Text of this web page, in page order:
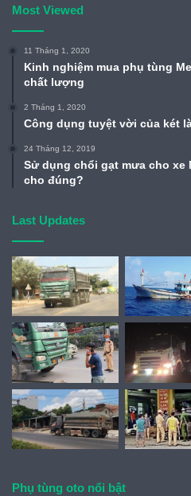
Most Viewed
11 Tháng 1, 2020
Kinh nghiệm mua phụ tùng
chất lượng
2 Tháng 1, 2020
Công dụng tuyệt vời của két
24 Tháng 12, 2019
Sử dụng chổi gạt mưa cho xe
cho đúng?
Last Updates
Phụ tùng oto nổi bật